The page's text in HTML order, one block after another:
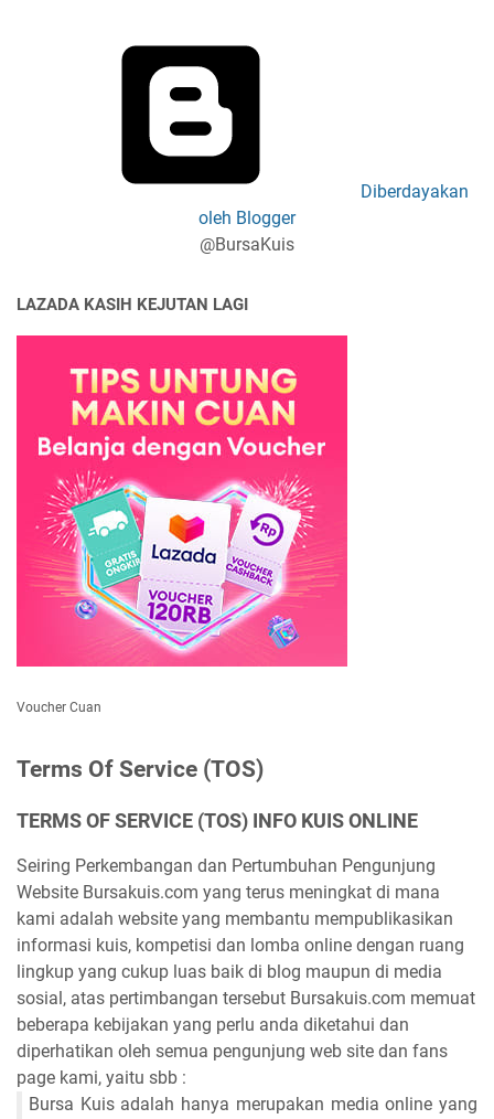
Diberdayakan
oleh Blogger
@BursaKuis
LAZADA KASIH KEJUTAN LAGI
Voucher Cuan
Terms Of Service (TOS)
TERMS OF SERVICE (TOS) INFO KUIS ONLINE
Seiring Perkembangan dan Pertumbuhan Pengunjung
Website Bursakuis.com yang terus meningkat di mana
kami adalah website yang membantu mempublikasikan
informasi kuis, kompetisi dan lomba online dengan ruang
lingkup yang cukup luas baik di blog maupun di media
sosial, atas pertimbangan tersebut Bursakuis.com memuat
beberapa kebijakan yang perlu anda diketahui dan
diperhatikan oleh semua pengunjung web site dan fans
page kami, yaitu sbb :
Bursa Kuis adalah hanya merupakan media online yang